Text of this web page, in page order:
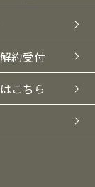
約受付
こちら